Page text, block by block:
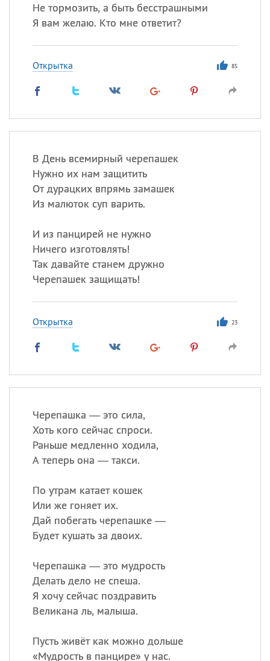
Не тормозить, а быть бесстрашными
Я вам желаю. Кто мне ответит?
Открытка 85
В День всемирный черепашек
Нужно их нам защитить
От дурацких впрямь замашек
Из малюток суп варить.
И из панцирей не нужно
Ничего изготовлять!
Так давайте станем дружно
Черепашек защищать!
Открытка 23
Черепашка — это сила,
Хоть кого сейчас спроси.
Раньше медленно ходила,
А теперь она — такси.
По утрам катает кошек
Или же гоняет их.
Дай побегать черепашке —
Будет кушать за двоих.
Черепашка — это мудрость
Делать дело не спеша.
Я хочу сейчас поздравить
Великана ль, малыша.
Пусть живёт как можно дольше
«Мудрость в панцире» у нас.